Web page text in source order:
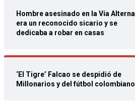
Hombre asesinado en la Vía Alterna
era un reconocido sicario y se
dedicaba a robar en casas
‘El Tigre’ Falcao se despidió de
Millonarios y del fútbol colombiano